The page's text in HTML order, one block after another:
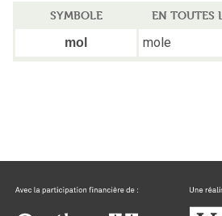
SYMBOLE
EN TOUTES
mol
mole